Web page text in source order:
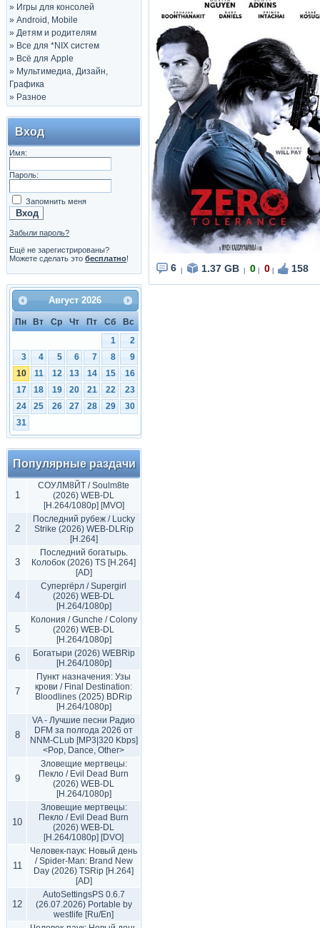
» Игры для консолей
» Android, Mobile
» Детям и родителям
» Все для *NIX систем
» Всё для Apple
» Мультимедиа, Дизайн,
Графика
» Разное
Вход
Имя:
Пароль:
Запомнить меня
Забыли пароль?
Ещё не зарегистрированы?
Можете сделать это бесплатно!
Август 2026
Пн Вт Ср Чт Пт Сб
Вс
1
2
3
4 5 6 7 8
9
10
11 12 13 14 15
16
17
18 19 20 21 22
23
24
25 26 27 28 29
30
31
Популярные раздачи
1
СОУЛМ8ЙТ / Soulm8te
(2026) WEB-DL
[H.264/1080p] [MVO]
2
Последний рубеж / Lucky
Strike (2026) WEB-DLRip
[H.264]
3
Последний богатырь.
Колобок (2026) TS [H.264]
[AD]
4
Супергёрл / Supergirl
(2026) WEB-DL
[H.264/1080p]
5
Колония / Gunche / Colony
(2026) WEB-DL
[H.264/1080p]
6
Богатыри (2026) WEBRip
[H.264/1080p]
7
Пункт назначения: Узы
крови / Final Destination:
Bloodlines (2025) BDRip
[H.264/1080p]
8
VA - Лучшие песни Радио
DFM за полгода 2026 от
NNM-CLub [MP3|320 Kbps]
<Pop, Dance, Other>
9
Зловещие мертвецы:
Пекло / Evil Dead Burn
(2026) WEB-DL
[H.264/1080p]
10
Зловещие мертвецы:
Пекло / Evil Dead Burn
(2026) WEB-DL
[H.264/1080p] [DVO]
11
Человек-паук: Новый день
/ Spider-Man: Brand New
Day (2026) TSRip [H.264]
[AD]
12
AutoSettingsPS 0.6.7
(26.07.2026) Portable by
westlife [Ru/En]
6 1.37 GB 0 0 158